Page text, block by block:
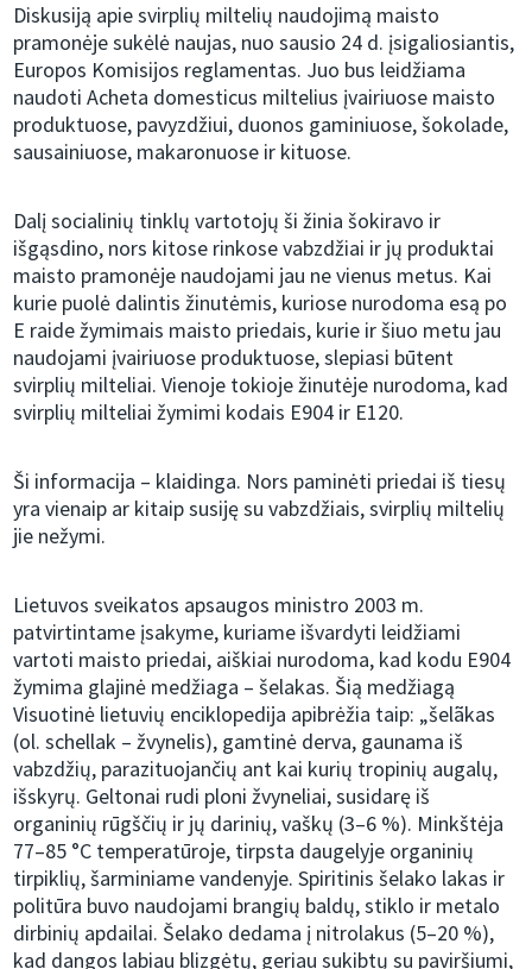
Diskusiją apie svirplių miltelių naudojimą maisto
pramonėje sukėlė naujas, nuo sausio 24 d. įsigaliosiantis,
Europos Komisijos reglamentas. Juo bus leidžiama
naudoti Acheta domesticus miltelius įvairiuose maisto
produktuose, pavyzdžiui, duonos gaminiuose, šokolade,
sausainiuose, makaronuose ir kituose.
Dalį socialinių tinklų vartotojų ši žinia šokiravo ir
išgąsdino, nors kitose rinkose vabzdžiai ir jų produktai
maisto pramonėje naudojami jau ne vienus metus. Kai
kurie puolė dalintis žinutėmis, kuriose nurodoma esą po
E raide žymimais maisto priedais, kurie ir šiuo metu jau
naudojami įvairiuose produktuose, slepiasi būtent
svirplių milteliai. Vienoje tokioje žinutėje nurodoma, kad
svirplių milteliai žymimi kodais E904 ir E120.
Ši informacija – klaidinga. Nors paminėti priedai iš tiesų
yra vienaip ar kitaip susiję su vabzdžiais, svirplių miltelių
jie nežymi.
Lietuvos sveikatos apsaugos ministro 2003 m.
patvirtintame įsakyme, kuriame išvardyti leidžiami
vartoti maisto priedai, aiškiai nurodoma, kad kodu E904
žymima glajinė medžiaga – šelakas. Šią medžiagą
Visuotinė lietuvių enciklopedija apibrėžia taip: „šelãkas
(ol. schellak – žvynelis), gamtinė derva, gaunama iš
vabzdžių, parazituojančių ant kai kurių tropinių augalų,
išskyrų. Geltonai rudi ploni žvyneliai, susidarę iš
organinių rūgščių ir jų darinių, vaškų (3–6 %). Minkštėja
77–85 °C temperatūroje, tirpsta daugelyje organinių
tirpiklių, šarminiame vandenyje. Spiritinis šelako lakas ir
politūra buvo naudojami brangių baldų, stiklo ir metalo
dirbinių apdailai. Šelako dedama į nitrolakus (5–20 %),
kad dangos labiau blizgėtų, geriau sukibtų su paviršiumi,